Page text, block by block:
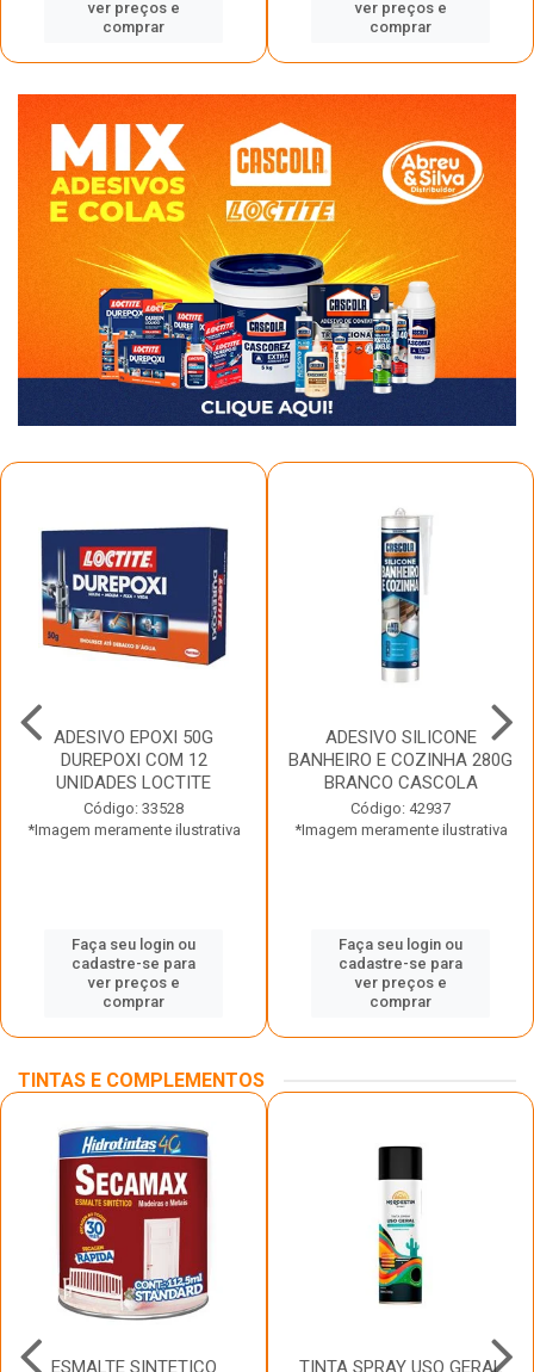
ver preços e
comprar
ver preços e
comprar
ADESIVO EPOXI 50G
DUREPOXI COM 12
UNIDADES LOCTITE
Código: 33528
*Imagem meramente ilustrativa
Faça seu login ou
cadastre-se para
ver preços e
comprar
ADESIVO SILICONE
BANHEIRO E COZINHA 280G
BRANCO CASCOLA
Código: 42937
*Imagem meramente ilustrativa
Faça seu login ou
cadastre-se para
ver preços e
comprar
TINTAS E COMPLEMENTOS
ESMALTE SINTETICO TINTA SPRAY USO GERAL